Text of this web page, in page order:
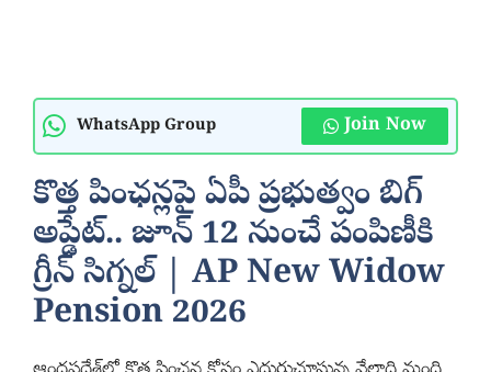
WhatsApp Group Join Now
కొత్త పింఛన్లపై ఏపీ ప్రభుత్వం బిగ్
అప్డేట్.. జూన్ 12 నుంచే పంపిణీకి
గ్రీన్ సిగ్నల్ | AP New Widow
Pension 2026